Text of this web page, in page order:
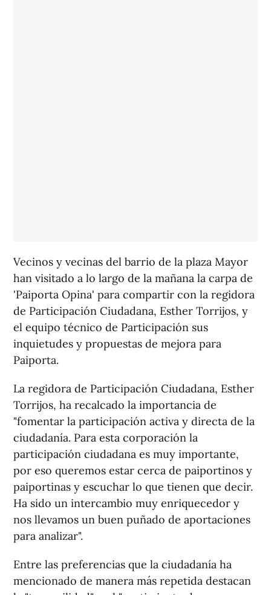
Vecinos y vecinas del barrio de la plaza Mayor
han visitado a lo largo de la mañana la carpa de
'Paiporta Opina' para compartir con la regidora
de Participación Ciudadana, Esther Torrijos, y
el equipo técnico de Participación sus
inquietudes y propuestas de mejora para
Paiporta.
La regidora de Participación Ciudadana, Esther
Torrijos, ha recalcado la importancia de
"fomentar la participación activa y directa de la
ciudadanía. Para esta corporación la
participación ciudadana es muy importante,
por eso queremos estar cerca de paiportinos y
paiportinas y escuchar lo que tienen que decir.
Ha sido un intercambio muy enriquecedor y
nos llevamos un buen puñado de aportaciones
para analizar".
Entre las preferencias que la ciudadanía ha
mencionado de manera más repetida destacan